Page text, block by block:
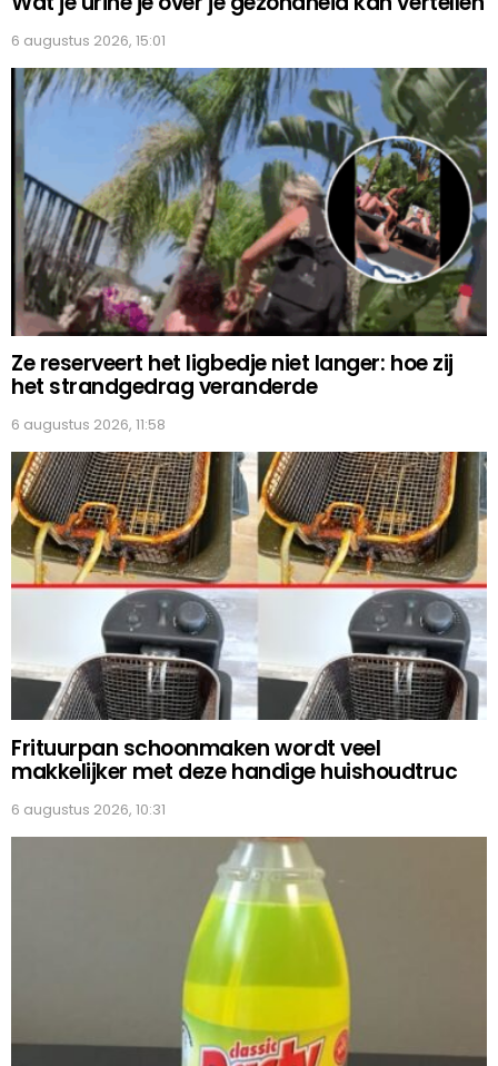
6 augustus 2026, 15:01
Ze reserveert het ligbedje niet langer: hoe zij
het strandgedrag veranderde
6 augustus 2026, 11:58
Frituurpan schoonmaken wordt veel
makkelijker met deze handige huishoudtruc
6 augustus 2026, 10:31